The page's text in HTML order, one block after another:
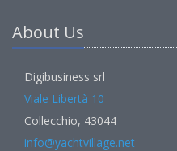
About Us
Digibusiness srl
Viale Libertà 10
Collecchio, 43044
info@yachtvillage.net